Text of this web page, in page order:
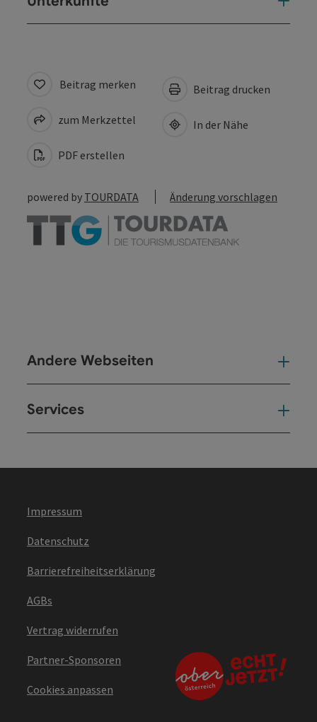
Beitrag merken
zum Merkzettel
PDF erstellen
Beitrag drucken
In der Nähe
powered by TOURDATA Änderung vorschlagen
Andere Webseiten
Services
Impressum
Datenschutz
Barrierefreiheitserklärung
AGBs
Vertrag widerrufen
Partner-Sponsoren
Cookies anpassen